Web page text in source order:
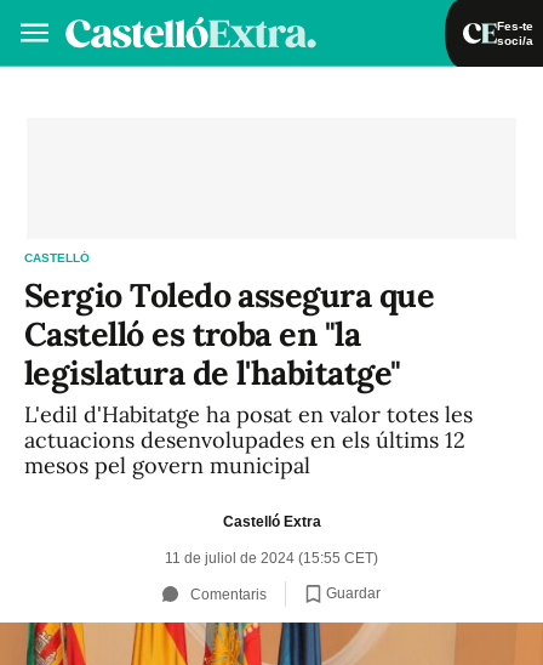
Fes-te
soci/a
CASTELLÓ
Sergio Toledo assegura que
Castelló es troba en "la
legislatura de l'habitatge"
L'edil d'Habitatge ha posat en valor totes les
actuacions desenvolupades en els últims 12
mesos pel govern municipal
Castelló Extra
11 de juliol de 2024 (15:55 CET)
Comentaris Guardar